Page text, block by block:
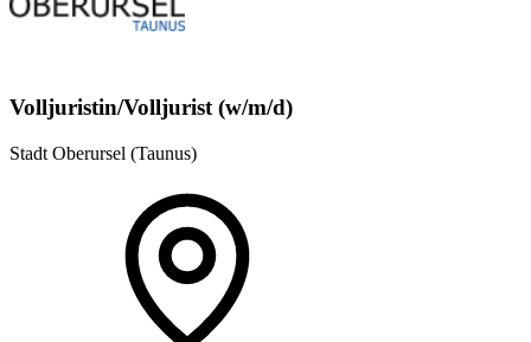
Volljuristin/Volljurist (w/m/d)
Stadt Oberursel (Taunus)